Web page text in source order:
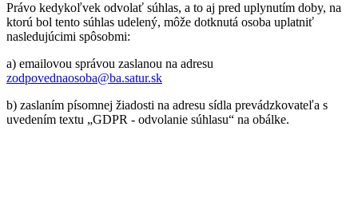
Právo kedykoľvek odvolať súhlas, a to aj pred uplynutím doby, na
ktorú bol tento súhlas udelený, môže dotknutá osoba uplatniť
nasledujúcimi spôsobmi:
a) emailovou správou zaslanou na adresu
zodpovednaosoba@ba.satur.sk
b) zaslaním písomnej žiadosti na adresu sídla prevádzkovateľa s
uvedením textu „GDPR - odvolanie súhlasu“ na obálke.